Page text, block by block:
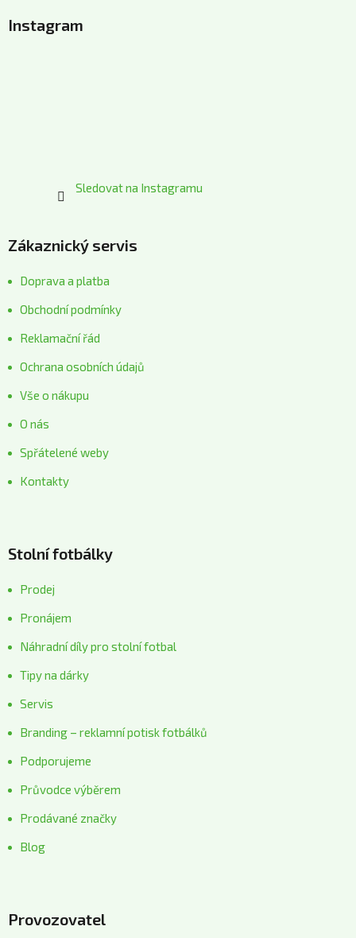
pInstagram
Sledovat na Instagramu
Zákaznický servis
Doprava a platba
Obchodní podmínky
Reklamační řád
Ochrana osobních údajů
Vše o nákupu
O nás
Spřátelené weby
Kontakty
Stolní fotbálky
Prodej
Pronájem
Náhradní díly pro stolní fotbal
Tipy na dárky
Servis
Branding – reklamní potisk fotbálků
Podporujeme
Průvodce výběrem
Prodávané značky
Blog
Provozovatel